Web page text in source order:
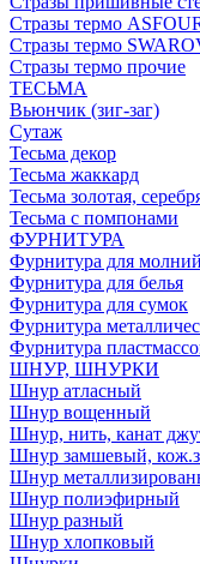
Стразы термо
Стразы термо
Стразы термо прочие
ТЕСЬМА
Вьюнчик (зиг-заг)
Сутаж
Тесьма декор
Тесьма жаккард
Тесьма золотая,
Тесьма с помпонами
ФУРНИТУРА
Фурнитура для молний
Фурнитура для белья
Фурнитура для сумок
Фурнитура
Фурнитура
ШНУР, ШНУРКИ
Шнур атласный
Шнур вощенный
Шнур, нить, канат
Шнур замшевый,
Шнур
Шнур полиэфирный
Шнур разный
Шнур хлопковый